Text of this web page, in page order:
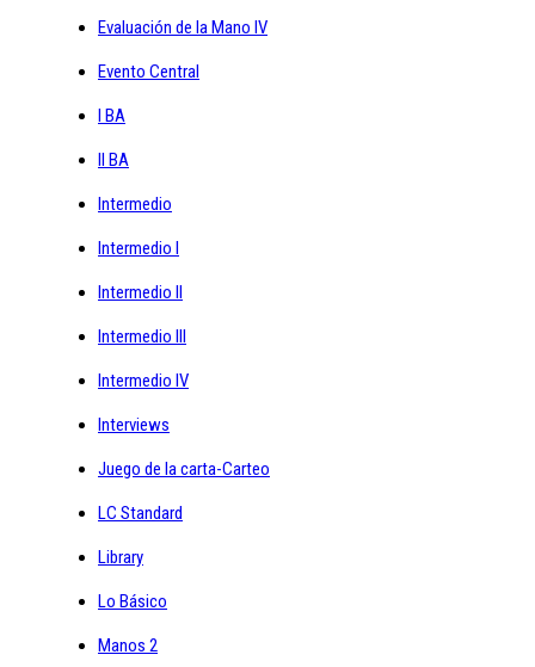
Evaluación de la Mano IV
Evento Central
I BA
II BA
Intermedio
Intermedio I
Intermedio II
Intermedio III
Intermedio IV
Interviews
Juego de la carta-Carteo
LC Standard
Library
Lo Básico
Manos 2